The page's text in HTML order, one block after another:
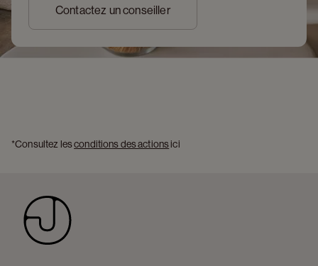
Contactez un conseiller
*Consultez les conditions des actions ici